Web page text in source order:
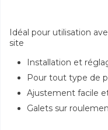
Idéal pour utilisation
site
Installation et
Pour tout type de
Ajustement facile
Galets sur